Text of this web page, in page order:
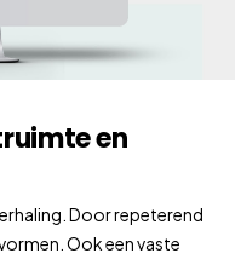
en
Door repeterend
Ook een vaste